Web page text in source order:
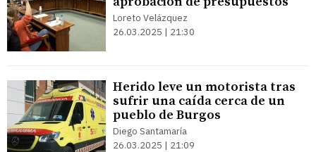
Loreto Velázquez
26.03.2025 | 21:30
Herido leve un motorista tras
sufrir una caída cerca de un
pueblo de Burgos
Diego Santamaría
26.03.2025 | 21:09